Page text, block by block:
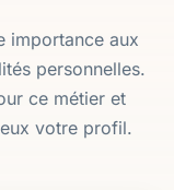
importance aux
personnelles.
ce métier et
votre profil.